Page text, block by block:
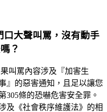
口大聲叫罵，沒有動手
？
叫罵內容涉及『加害生
』的惡害通知，且足以讓您
305條的恐嚇危害安全罪。
及《社會秩序維護法》的相